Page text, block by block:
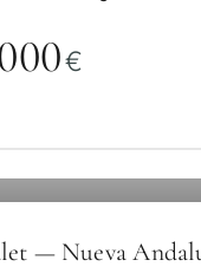
00€
— Nueva